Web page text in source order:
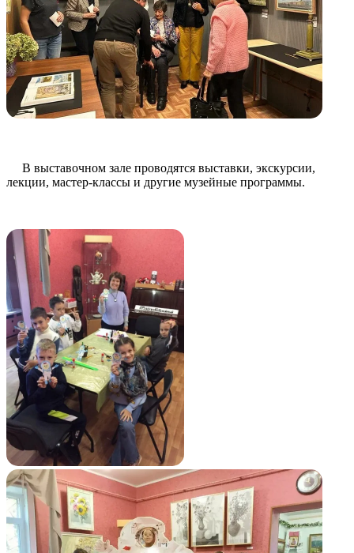
В выставочном зале проводятся выставки, экскурсии,
лекции, мастер-классы и другие музейные программы.